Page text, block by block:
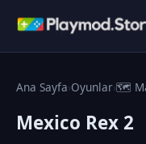
Ana Sayfa›Oyunlar›🗺️
Mexico Rex 2